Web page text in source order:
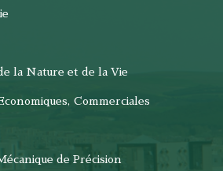
la Nature et de la Vie
Commerciales
de Précision